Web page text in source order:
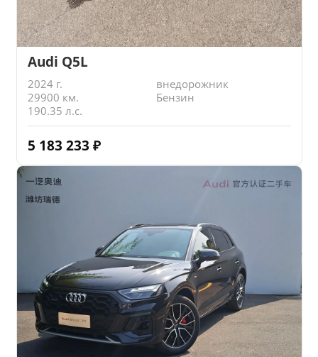
Audi Q5L
2024 г.
внедорожник
29900 км.
Бензин
190.35 л.с.
5 183 233 ₽